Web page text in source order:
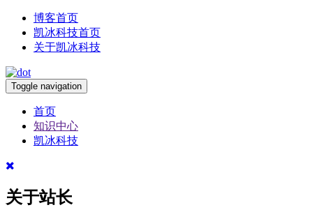
博客首页
凯冰科技首页
关于凯冰科技
Toggle navigation
首页
知识中心
凯冰科技
关于站长